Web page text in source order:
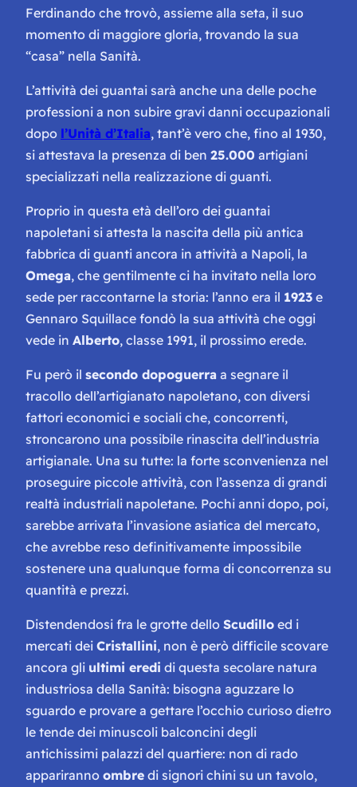
Ferdinando che trovò, assieme alla seta, il suo
momento di maggiore gloria, trovando la sua
“casa” nella Sanità.
L’attività dei guantai sarà anche una delle poche
professioni a non subire gravi danni occupazionali
dopo l’Unità d’Italia, tant’è vero che, fino al 1930,
si attestava la presenza di ben 25.000 artigiani
specializzati nella realizzazione di guanti.
Proprio in questa età dell’oro dei guantai
napoletani si attesta la nascita della più antica
fabbrica di guanti ancora in attività a Napoli, la
Omega, che gentilmente ci ha invitato nella loro
sede per raccontarne la storia: l’anno era il 1923 e
Gennaro Squillace fondò la sua attività che oggi
vede in Alberto, classe 1991, il prossimo erede.
Fu però il secondo dopoguerra a segnare il
tracollo dell’artigianato napoletano, con diversi
fattori economici e sociali che, concorrenti,
stroncarono una possibile rinascita dell’industria
artigianale. Una su tutte: la forte sconvenienza nel
proseguire piccole attività, con l’assenza di grandi
realtà industriali napoletane. Pochi anni dopo, poi,
sarebbe arrivata l’invasione asiatica del mercato,
che avrebbe reso definitivamente impossibile
sostenere una qualunque forma di concorrenza su
quantità e prezzi.
Distendendosi fra le grotte dello Scudillo ed i
mercati dei Cristallini, non è però difficile scovare
ancora gli ultimi eredi di questa secolare natura
industriosa della Sanità: bisogna aguzzare lo
sguardo e provare a gettare l’occhio curioso dietro
le tende dei minuscoli balconcini degli
antichissimi palazzi del quartiere: non di rado
appariranno ombre di signori chini su un tavolo,